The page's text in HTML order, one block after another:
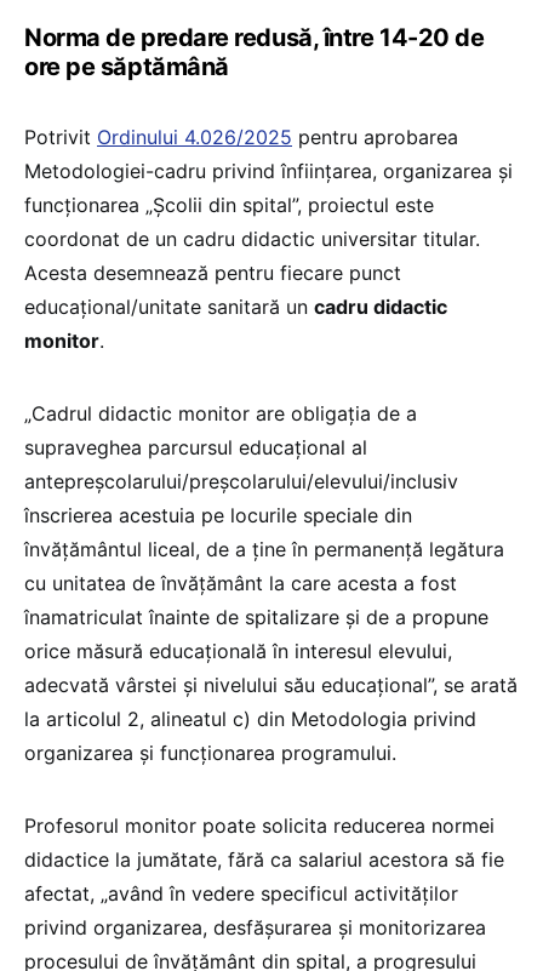
Norma de predare redusă, între 14-20 de
ore pe săptămână
Potrivit Ordinului 4.026/2025 pentru aprobarea
Metodologiei-cadru privind înființarea, organizarea și
funcționarea „Școlii din spital”, proiectul este
coordonat de un cadru didactic universitar titular.
Acesta desemnează pentru fiecare punct
educațional/unitate sanitară un cadru didactic
monitor.
„Cadrul didactic monitor are obligația de a
supraveghea parcursul educațional al
antepreșcolarului/preșcolarului/elevului/inclusiv
înscrierea acestuia pe locurile speciale din
învățământul liceal, de a ține în permanență legătura
cu unitatea de învățământ la care acesta a fost
înamatriculat înainte de spitalizare și de a propune
orice măsură educațională în interesul elevului,
adecvată vârstei și nivelului său educațional”, se arată
la articolul 2, alineatul c) din Metodologia privind
organizarea și funcționarea programului.
Profesorul monitor poate solicita reducerea normei
didactice la jumătate, fără ca salariul acestora să fie
afectat, „având în vedere specificul activităților
privind organizarea, desfășurarea și monitorizarea
procesului de învățământ din spital, a progresului